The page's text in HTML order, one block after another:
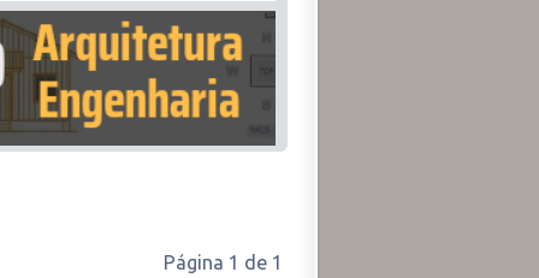
Página 1 de 1